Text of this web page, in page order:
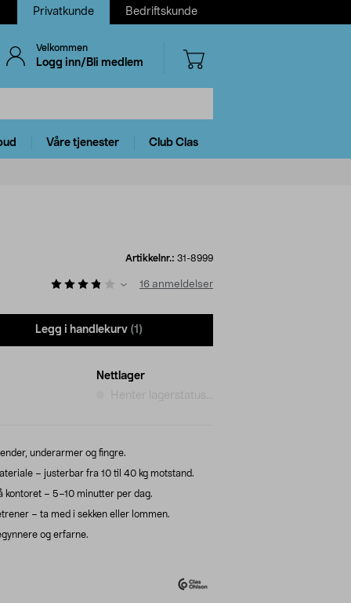
Privatkunde Bedriftskunde
Velkommen
Logg inn/Bli medlem
Våre tjenester Club Clas
Artikkelnr.: 31-8999
16 anmeldelser
Legg i handlekurv (1)
Nettlager
Henter lagerstatus...
underarmer og fingre.
– justerbar fra 10 til 40 kg motstand.
kontoret – 5–10 minutter per dag.
– ta med i sekken eller lommen.
og erfarne.